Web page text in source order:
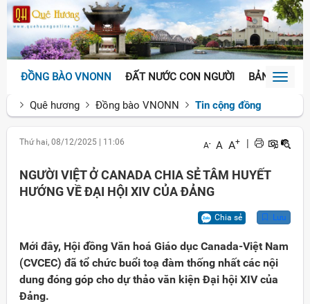
ĐỒNG BÀO VNONN ĐẤT NƯỚC CON NGƯỜI BẢN SẮCToggle
Quê hương
Đồng bào VNONN Tin cộng đồng
Thứ hai, 08/12/2025 11:06 A- A A+
NGƯỜI VIỆT Ở CANADA CHIA SẺ TÂM HUYẾT
HƯỚNG VỀ ĐẠI HỘI XIV CỦA ĐẢNG
Chia sẻ Lưu
Mới đây, Hội đồng Văn hoá Giáo dục Canada-Việt Nam
(CVCEC) đã tổ chức buổi toạ đàm thống nhất các nội
dung đóng góp cho dự thảo văn kiện Đại hội XIV của
Đảng.